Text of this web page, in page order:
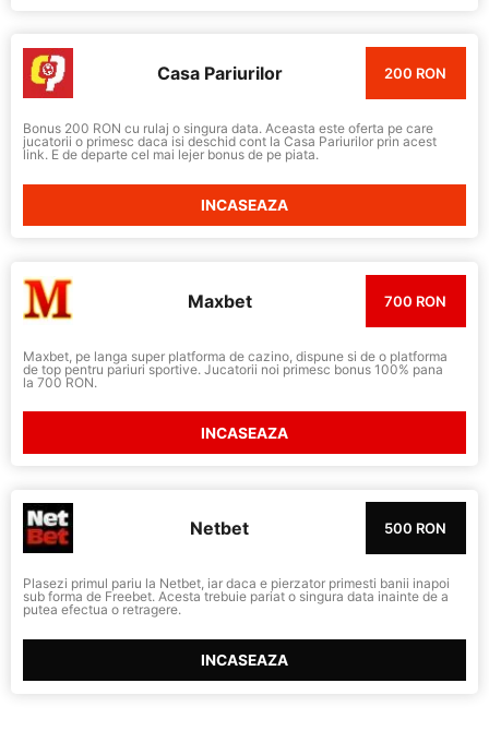
Casa Pariurilor 200 RON
Bonus 200 RON cu rulaj o singura data. Aceasta este oferta pe care
jucatorii o primesc daca isi deschid cont la Casa Pariurilor prin acest
link. E de departe cel mai lejer bonus de pe piata.
INCASEAZA
Maxbet 700 RON
Maxbet, pe langa super platforma de cazino, dispune si de o platforma
de top pentru pariuri sportive. Jucatorii noi primesc bonus 100% pana
la 700 RON.
INCASEAZA
Netbet 500 RON
Plasezi primul pariu la Netbet, iar daca e pierzator primesti banii inapoi
sub forma de Freebet. Acesta trebuie pariat o singura data inainte de a
putea efectua o retragere.
INCASEAZA